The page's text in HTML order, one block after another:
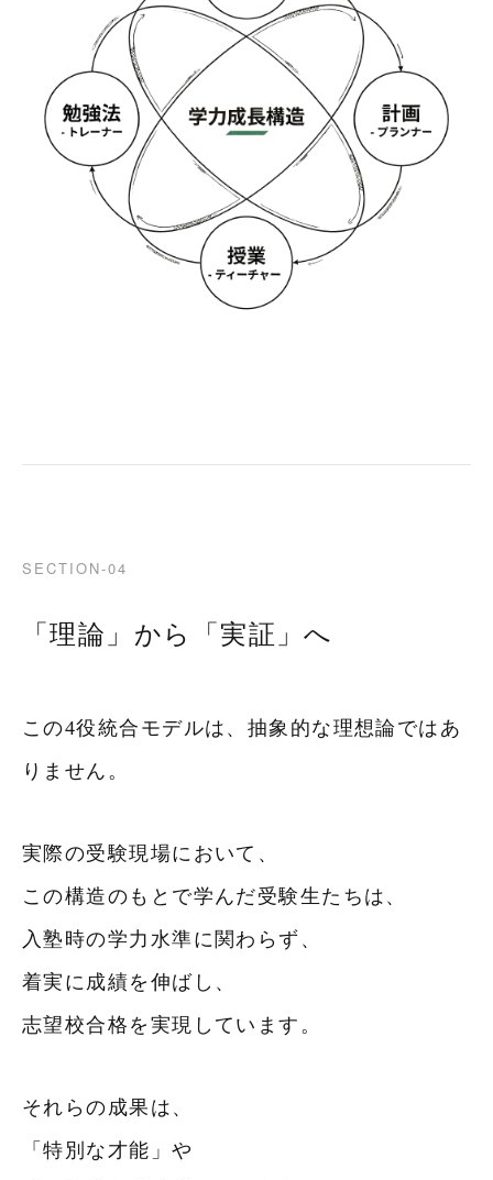
SECTION-04
「理論」から「実証」へ
この4役統合モデルは、抽象的な理想論ではあ
りません。
実際の受験現場において、
この構造のもとで学んだ受験生たちは、
入塾時の学力水準に関わらず、
着実に成績を伸ばし、
志望校合格を実現しています。
それらの成果は、
「特別な才能」や